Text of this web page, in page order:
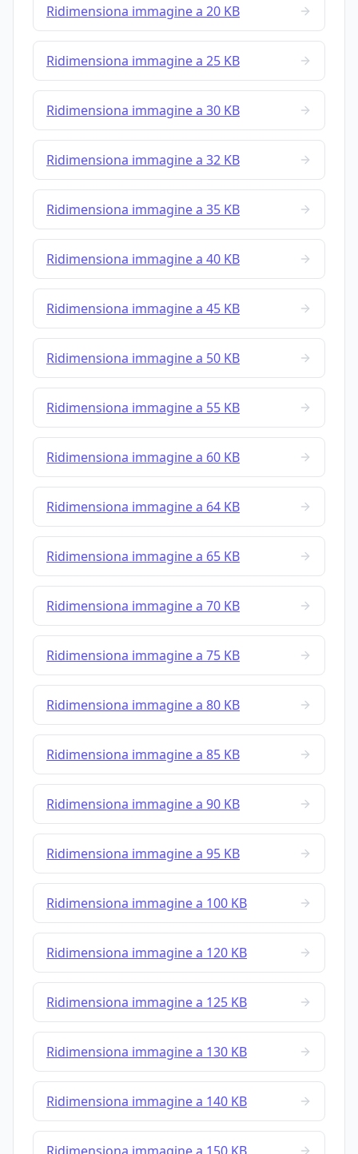
Ridimensiona immagine a 20 KB
Ridimensiona immagine a 25 KB
Ridimensiona immagine a 30 KB
Ridimensiona immagine a 32 KB
Ridimensiona immagine a 35 KB
Ridimensiona immagine a 40 KB
Ridimensiona immagine a 45 KB
Ridimensiona immagine a 50 KB
Ridimensiona immagine a 55 KB
Ridimensiona immagine a 60 KB
Ridimensiona immagine a 64 KB
Ridimensiona immagine a 65 KB
Ridimensiona immagine a 70 KB
Ridimensiona immagine a 75 KB
Ridimensiona immagine a 80 KB
Ridimensiona immagine a 85 KB
Ridimensiona immagine a 90 KB
Ridimensiona immagine a 95 KB
Ridimensiona immagine a 100 KB
Ridimensiona immagine a 120 KB
Ridimensiona immagine a 125 KB
Ridimensiona immagine a 130 KB
Ridimensiona immagine a 140 KB